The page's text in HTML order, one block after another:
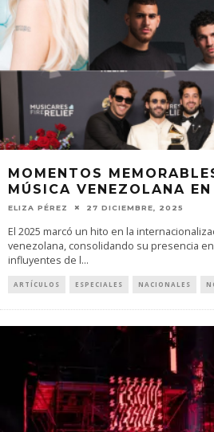
MOMENTOS
MÚSICA VENEZOLANA
ELIZA PÉREZ 27 DICIEMBRE, 2025
El 2025 marcó un hito en la
venezolana, consolidando su presencia
influyentes de l...
ARTÍCULOS ESPECIALES NACIONALES